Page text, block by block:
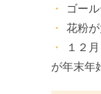
ゴー
花粉
１２
が年末年